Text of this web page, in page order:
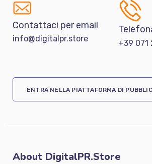
Contattaci per email
info@digitalpr.store +39 071
ENTRA NELLA PIATTAFORMA DI
About DigitalPR.Store